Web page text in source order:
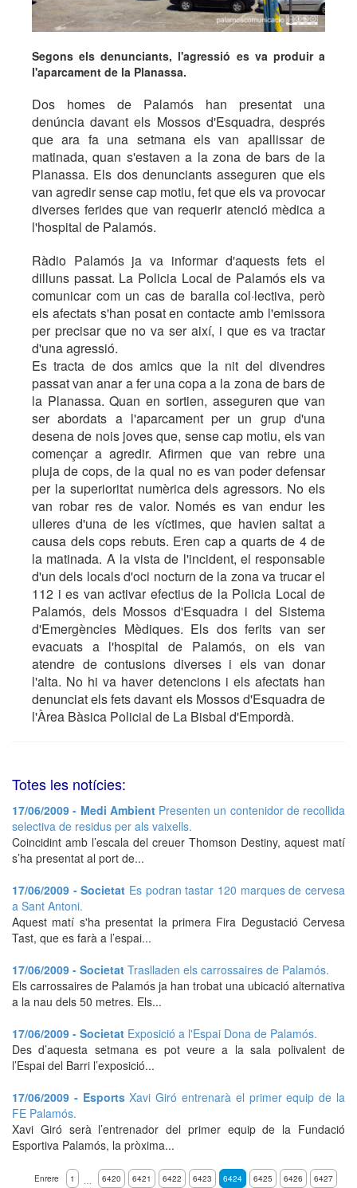
Segons els denunciants, l'agressió es va produir a
l'aparcament de la Planassa.
Dos homes de Palamós han presentat una
denúncia davant els Mossos d'Esquadra, després
que ara fa una setmana els van apallissar de
matinada, quan s'estaven a la zona de bars de la
Planassa. Els dos denunciants asseguren que els
van agredir sense cap motiu, fet que els va provocar
diverses ferides que van requerir atenció mèdica a
l'hospital de Palamós.
Ràdio Palamós ja va informar d'aquests fets el
dilluns passat. La Policia Local de Palamós els va
comunicar com un cas de baralla col·lectiva, però
els afectats s'han posat en contacte amb l'emissora
per precisar que no va ser així, i que es va tractar
d'una agressió.
Es tracta de dos amics que la nit del divendres
passat van anar a fer una copa a la zona de bars de
la Planassa. Quan en sortien, asseguren que van
ser abordats a l'aparcament per un grup d'una
desena de nois joves que, sense cap motiu, els van
començar a agredir. Afirmen que van rebre una
pluja de cops, de la qual no es van poder defensar
per la superioritat numèrica dels agressors. No els
van robar res de valor. Només es van endur les
ulleres d'una de les víctimes, que havien saltat a
causa dels cops rebuts. Eren cap a quarts de 4 de
la matinada. A la vista de l'incident, el responsable
d'un dels locals d'oci nocturn de la zona va trucar el
112 i es van activar efectius de la Policia Local de
Palamós, dels Mossos d'Esquadra i del Sistema
d'Emergències Mèdiques. Els dos ferits van ser
evacuats a l'hospital de Palamós, on els van
atendre de contusions diverses i els van donar
l'alta. No hi va haver detencions i els afectats han
denunciat els fets davant els Mossos d'Esquadra de
l'Àrea Bàsica Policial de La Bisbal d'Empordà.
Totes les notícies:
17/06/2009 - Medi Ambient Presenten un contenidor de recollida
selectiva de residus per als vaixells.
Coincidint amb l’escala del creuer Thomson Destiny, aquest matí
s’ha presentat al port de...
17/06/2009 - Societat Es podran tastar 120 marques de cervesa
a Sant Antoni.
Aquest matí s'ha presentat la primera Fira Degustació Cervesa
Tast, que es farà a l’espai...
17/06/2009 - Societat Traslladen els carrossaires de Palamós.
Els carrossaires de Palamós ja han trobat una ubicació alternativa
a la nau dels 50 metres. Els...
17/06/2009 - Societat Exposició a l'Espai Dona de Palamós.
Des d’aquesta setmana es pot veure a la sala polivalent de
l’Espai del Barri l’exposició...
17/06/2009 - EsportsXavi Giró entrenarà el primer equip de la
FE Palamós.
Xavi Giró serà l’entrenador del primer equip de la Fundació
Esportiva Palamós, la pròxima...
Enrere 1 … 6420 6421 6422 6423 6424 6425 6426 6427